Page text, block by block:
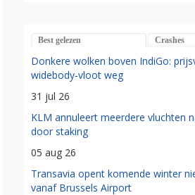
Best gelezen Crashes
Donkere wolken boven IndiGo:
widebody-vloot weg
31 jul 26
KLM annuleert meerdere vluchten
door staking
05 aug 26
Transavia opent komende winter
vanaf Brussels Airport